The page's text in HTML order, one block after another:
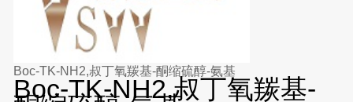
Boc-TK-NH2,叔丁氧羰基-酮缩硫醇-氨基
Boc-TK-NH2,叔丁氧羰基-